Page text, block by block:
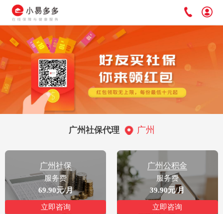
广州社保代理 广州
广州社保
服务费
69.90元/月
立即咨询
广州公积金
服务费
39.90元/月
立即咨询